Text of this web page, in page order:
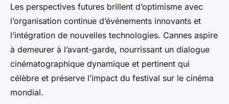
Les perspectives futures brillent d’optimisme avec
l’organisation continue d’événements innovants et
l’intégration de nouvelles technologies. Cannes aspire
à demeurer à l’avant-garde, nourrissant un dialogue
cinématographique dynamique et pertinent qui
célèbre et préserve l’impact du festival sur le cinéma
mondial.